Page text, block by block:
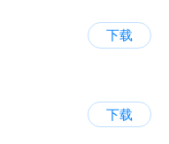
下载
下载